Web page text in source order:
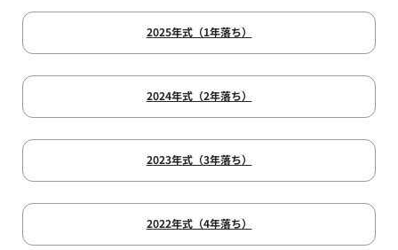
2025年式（1年落ち）
2024年式（2年落ち）
2023年式（3年落ち）
2022年式（4年落ち）